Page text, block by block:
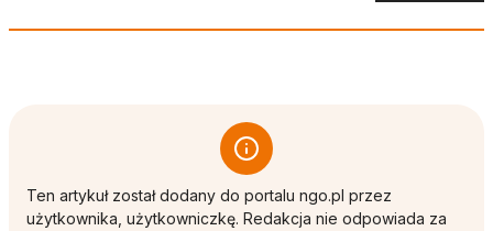
Ten artykuł został dodany do portalu ngo.pl przez
użytkownika, użytkowniczkę. Redakcja nie odpowiada za